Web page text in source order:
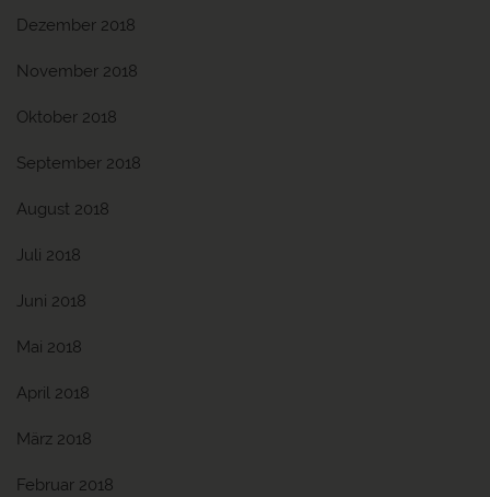
Dezember 2018
November 2018
Oktober 2018
September 2018
August 2018
Juli 2018
Juni 2018
Mai 2018
April 2018
März 2018
Februar 2018